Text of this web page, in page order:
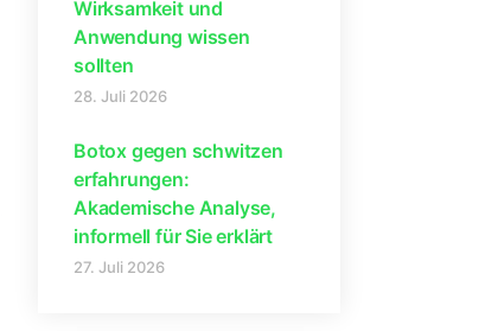
Wirksamkeit und
Anwendung wissen
sollten
28. Juli 2026
Botox gegen schwitzen
erfahrungen:
Akademische Analyse,
informell für Sie erklärt
27. Juli 2026